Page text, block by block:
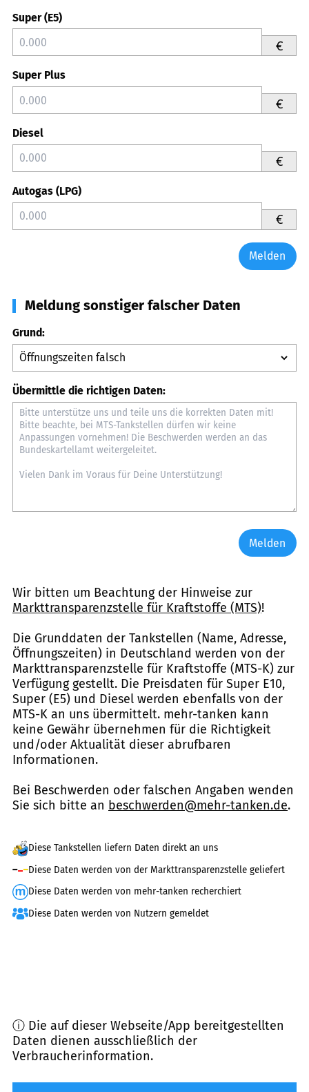
Super (E5)
€
Super Plus
€
Diesel
€
Autogas (LPG)
€
Melden
Meldung sonstiger falscher Daten
Grund:
Übermittle die richtigen Daten:
Melden
Wir bitten um Beachtung der Hinweise zur
Markttransparenzstelle für Kraftstoffe (MTS)!
Die Grunddaten der Tankstellen (Name, Adresse,
Öffnungszeiten) in Deutschland werden von der
Markttransparenzstelle für Kraftstoffe (MTS-K) zur
Verfügung gestellt. Die Preisdaten für Super E10,
Super (E5) und Diesel werden ebenfalls von der
MTS-K an uns übermittelt. mehr-tanken kann
keine Gewähr übernehmen für die Richtigkeit
und/oder Aktualität dieser abrufbaren
Informationen.
Bei Beschwerden oder falschen Angaben wenden
Sie sich bitte an beschwerden@mehr-tanken.de.
Diese Tankstellen liefern Daten direkt an uns
Diese Daten werden von der Markttransparenzstelle geliefert
Diese Daten werden von mehr-tanken recherchiert
Diese Daten werden von Nutzern gemeldet
ⓘ Die auf dieser Webseite/App bereitgestellten
Daten dienen ausschließlich der
Verbraucherinformation.